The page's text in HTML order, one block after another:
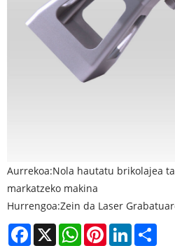
Aurrekoa:Nola hautatu brikolajea
markatzeko makina
Hurrengoa:Zein da Laser
Facebook
X WhatsAppPinterestLinkedIn